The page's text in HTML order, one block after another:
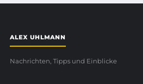
ALEX UHLMANN
Nachrichten, Tipps und Einblicke